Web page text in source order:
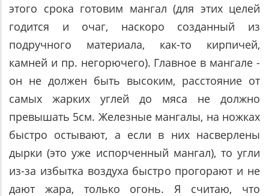
этого срока готовим мангал (для этих целей
годится и очаг, наскоро созданный из
подручного материала, как-то кирпичей,
камней и пр. негорючего). Главное в мангале -
он не должен быть высоким, расстояние от
самых жарких углей до мяса не должно
превышать 5см. Железные мангалы, на ножках
быстро остывают, а если в них насверлены
дырки (это уже испорченный мангал), то угли
из-за избытка воздуха быстро прогорают и не
дают жара, только огонь. Я считаю, что